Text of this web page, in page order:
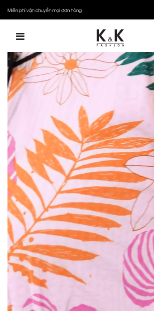
Miễn phí vận chuyển mọi đơn hàng